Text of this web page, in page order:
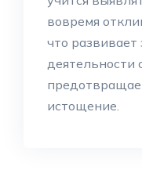
вовремя
что
деятельности
истощение.